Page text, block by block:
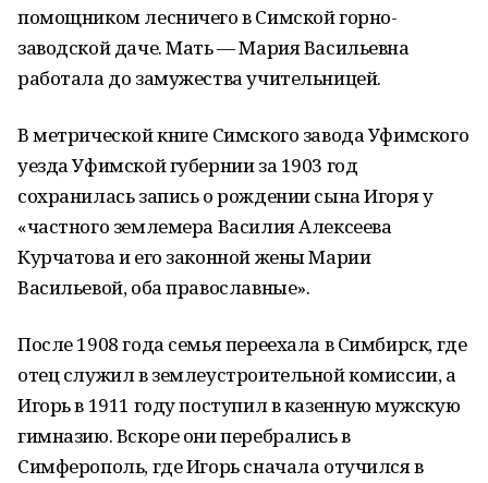
помощником лесничего в Симской горно-
заводской даче. Мать — Мария Васильевна
работала до замужества учительницей.
В метрической книге Симского завода Уфимского
уезда Уфимской губернии за 1903 год
сохранилась запись о рождении сына Игоря у
«частного землемера Василия Алексеева
Курчатова и его законной жены Марии
Васильевой, оба православные».
После 1908 года семья переехала в Симбирск, где
отец служил в землеустроительной комиссии, а
Игорь в 1911 году поступил в казенную мужскую
гимназию. Вскоре они перебрались в
Симферополь, где Игорь сначала отучился в